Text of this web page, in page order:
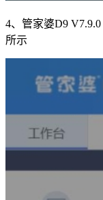
4、管家婆D9
所示